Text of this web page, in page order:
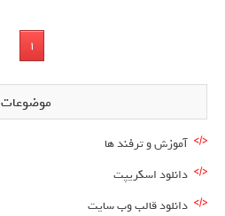
1
موضوعات
آموزش و ترفند ها
دانلود اسکریپت
دانلود قالب وب سایت